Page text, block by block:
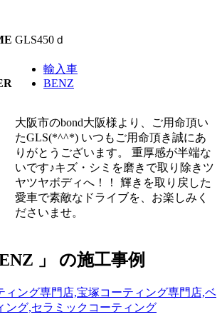
GLS450ｄ
輸入車
BENZ
大阪市のbond大阪様より、ご用命頂い
たGLS(*^^*) いつもご用命頂き誠にあ
りがとうございます。 重厚感が半端な
いです♪キズ・シミを磨きで取り除きツ
ヤツヤボディへ！！ 輝きを取り戻した
愛車で素敵なドライブを、お楽しみく
ださいませ。
」 の施工事例